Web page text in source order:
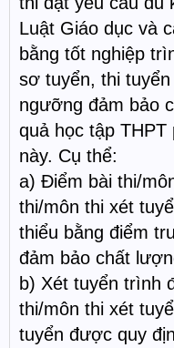
Luật Giáo dục và
bằng tốt nghiệp
sơ tuyển, thi
ngưỡng đảm bảo
quả học tập
này. Cụ thể:
a) Điểm bài thi/
thi/môn thi xét
thiểu bằng điểm
đảm bảo chất
b) Xét tuyển trình
thi/môn thi xét
tuyển được quy